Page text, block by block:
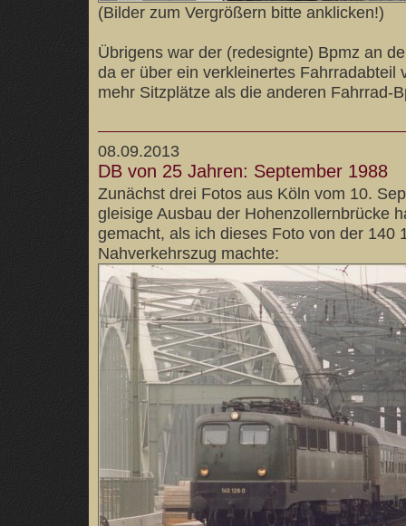
(Bilder zum Vergrößern bitte anklicken!)
Übrigens war der (redesignte) Bpmz an
da er über ein verkleinertes Fahrradabteil
mehr Sitzplätze als die anderen Fahrrad-
08.09.2013
DB von 25 Jahren: September 1988
Zunächst drei Fotos aus Köln vom 10.
gleisige Ausbau der Hohenzollernbrücke
gemacht, als ich dieses Foto von der 140
Nahverkehrszug machte: